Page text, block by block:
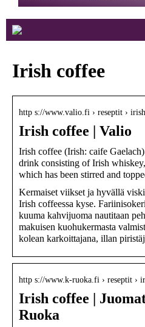
Irish coffee
http s://www.valio.fi › reseptit ›
Irish coffee | Valio
Irish coffee (Irish: caife
drink consisting of Irish
which has been stirred and
Kermaiset viikset ja hyvällä
Irish coffeessa kyse.
kuuma kahvijuoma nautitaan
makuisen kuohukermasta
kolean karkoittajana, illan
http s://www.k-ruoka.fi › reseptit ›
Irish coffee |
Ruoka